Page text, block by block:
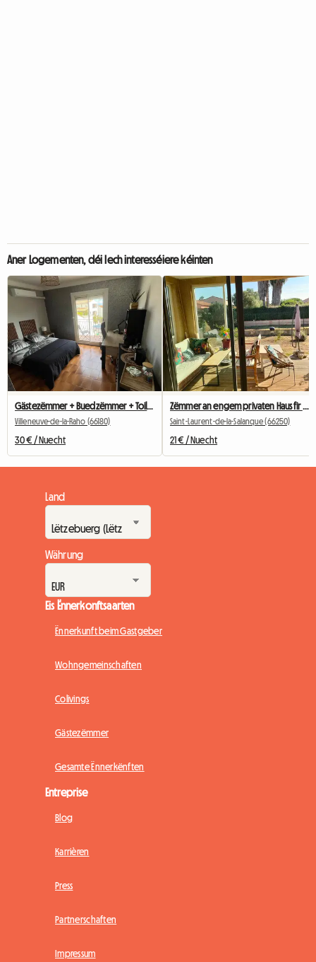
Aner Logementen, déi Iech interesséiere kéinten
Gästezëmmer + Buedzëmmer + Toilette an engem Homestay (frëndlech)
Villeneuve-de-la-Raho (66180)
30 € / Nuecht
Zëmmer an engem privaten Haus fir Reesender oder Studenten
Saint-Laurent-de-la-Salanque (66250)
21 € / Nuecht
Land
Währung
Eis Ënnerkonftsaarten
Ënnerkunft beim Gastgeber
Wohngemeinschaften
Colivings
Gästezëmmer
Gesamte Ënnerkënften
Entreprise
Blog
Karrièren
Press
Partnerschaften
Impressum